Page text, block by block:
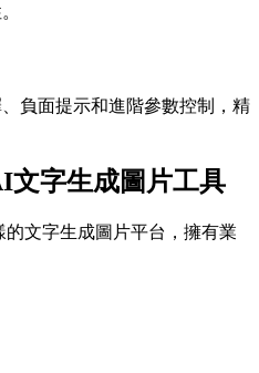
負面提示和進階參數控制，精
文字生成圖片工具
的文字生成圖片平台，擁有業